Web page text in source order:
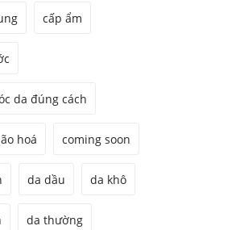
cấp ẩm
da đúng cách
hoá coming soon
da dầu da khô
da thường